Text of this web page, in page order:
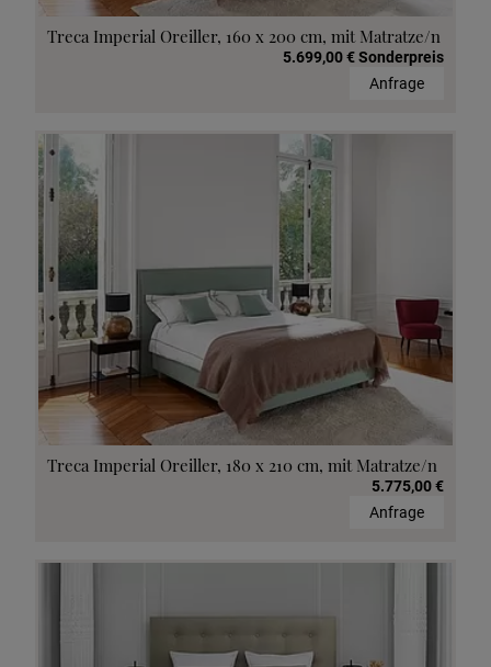
Treca Imperial Oreiller, 160 x 200 cm, mit Matratze/n
5.699,00 € Sonderpreis
Anfrage
Treca Imperial Oreiller, 180 x 210 cm, mit Matratze/n
5.775,00 €
Anfrage